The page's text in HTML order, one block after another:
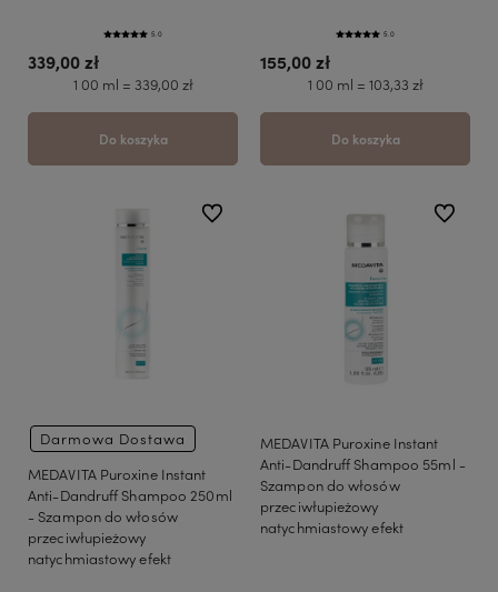
5.0
339,00 zł
1 00 ml = 339,00 zł
Do koszyka
5.0
155,00 zł
1 00 ml = 103,33 zł
Do koszyka
Darmowa Dostawa
MEDAVITA Puroxine Instant
Anti-Dandruff Shampoo 250ml
- Szampon do włosów
przeciwłupieżowy
natychmiastowy efekt
do ulubionych
MEDAVITA Puroxine Instant
Anti-Dandruff Shampoo 55ml -
Szampon do włosów
przeciwłupieżowy
natychmiastowy efekt
do